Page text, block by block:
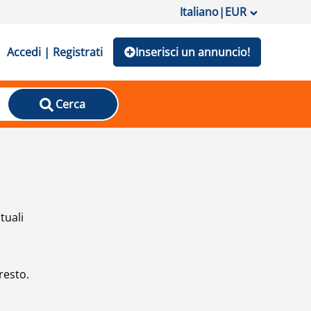
Italiano|EUR
Accedi | Registrati Inserisci un annuncio!
Cerca